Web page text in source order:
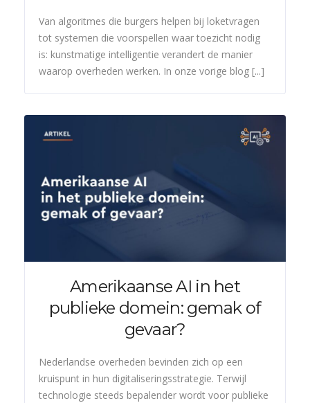
Van algoritmes die burgers helpen bij loketvragen
tot systemen die voorspellen waar toezicht nodig
is: kunstmatige intelligentie verandert de manier
waarop overheden werken. In onze vorige blog [...]
Amerikaanse AI in het
publieke domein: gemak of
gevaar?
Nederlandse overheden bevinden zich op een
kruispunt in hun digitaliseringsstrategie. Terwijl
technologie steeds bepalender wordt voor publieke